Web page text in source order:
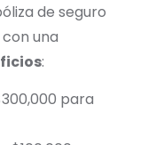
de seguro
una
:
para